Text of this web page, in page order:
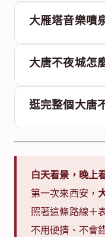
大雁塔音樂噴
大唐不夜城怎
逛完整個大唐
白天看景，晚上
第一次來西安，
照著這條路線＋
不用硬擠、不會